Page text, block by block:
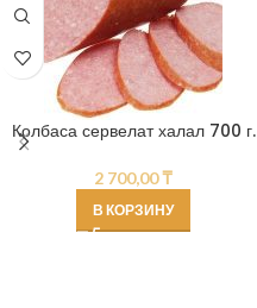
Колбаса сервелат халал 700 г.
2 700,00₸
В КОРЗИНУ